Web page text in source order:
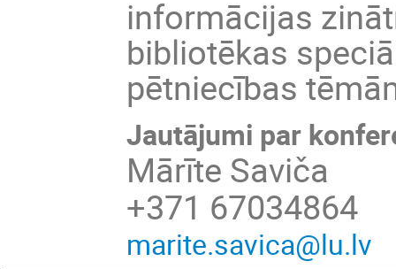
informācijas
bibliotēkas
pētniecības
Jautājumi par
Mārīte Saviča
+371 67034864
marite.savica@lu.lv